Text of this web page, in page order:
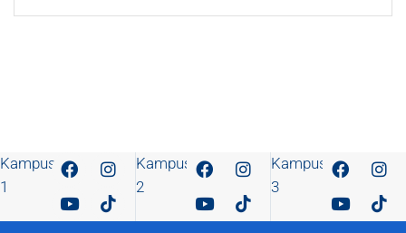
Kampus
1
Kampus
2
Kampus
3